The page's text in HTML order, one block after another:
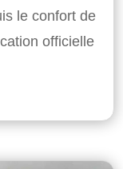
le confort de
officielle